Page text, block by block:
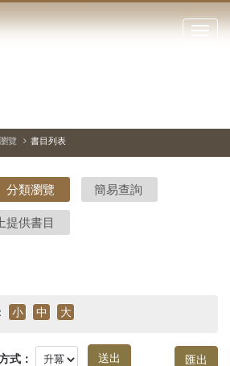
點
閉
站
停、
圖
圖
結
覽 書目列表
分類瀏覽 簡易查詢
提供書目
小 中 大
式：